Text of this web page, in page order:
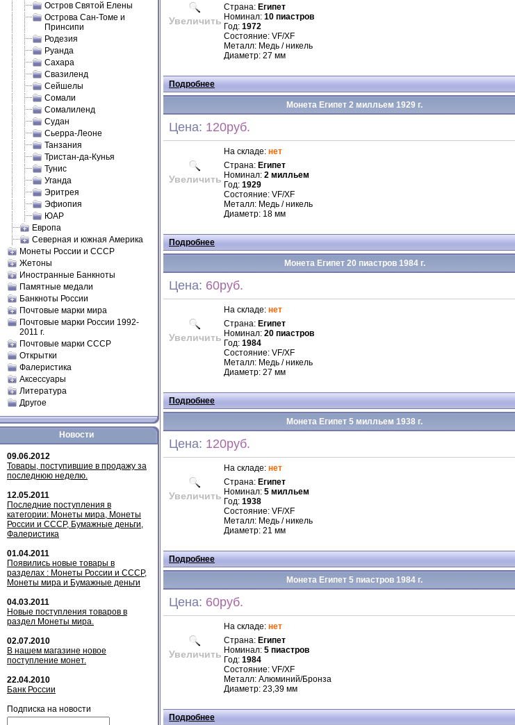
Остров Святой Елены
Острова Сан-Томе и
Принсипи
Родезия
Руанда
Сахара
Свазиленд
Сейшелы
Сомали
Сомалиленд
Судан
Сьерра-Леоне
Танзания
Тристан-да-Кунья
Тунис
Уганда
Эритрея
Эфиопия
ЮАР
Европа
Северная и южная Америка
Монеты России и СССР
Жетоны
Иностранные Банкноты
Памятные медали
Банкноты России
Почтовые марки мира
Почтовые марки России 1992-
2011 г.
Почтовые марки СССР
Открытки
Фалеристика
Аксессуары
Литература
Другое
Новости
09.06.2012
Товары, поступившие в продажу за
последнюю неделю.
12.05.2011
Последние поступления в
категории: Монеты мира, Монеты
России и СССР, Бумажные деньги,
Фалеристика
01.04.2011
Появились новые товары в
разделах : Монеты России и СССР,
Монеты мира и Бумажные деньги
04.03.2011
Новые поступления товаров в
раздел Монеты мира.
02.07.2010
В нашем магазине новое
поступление монет.
22.04.2010
Банк России
Подписка на новости
Увеличить
Страна: Египет
Номинал: 10 пиастров
Год: 1972
Состояние: VF/XF
Металл: Медь / никель
Диаметр: 27 мм
Подробнее
Монета Египет 2 милльем 1929 г.
Цена: 120руб.
Увеличить
На складе: нет
Страна: Египет
Номинал: 2 милльем
Год: 1929
Состояние: VF/XF
Металл: Медь / никель
Диаметр: 18 мм
Подробнее
Монета Египет 20 пиастров 1984 г.
Цена: 60руб.
Увеличить
На складе: нет
Страна: Египет
Номинал: 20 пиастров
Год: 1984
Состояние: VF/XF
Металл: Медь / никель
Диаметр: 27 мм
Подробнее
Монета Египет 5 милльем 1938 г.
Цена: 120руб.
Увеличить
На складе: нет
Страна: Египет
Номинал: 5 милльем
Год: 1938
Состояние: VF/XF
Металл: Медь / никель
Диаметр: 21 мм
Подробнее
Монета Египет 5 пиастров 1984 г.
Цена: 60руб.
Увеличить
На складе: нет
Страна: Египет
Номинал: 5 пиастров
Год: 1984
Состояние: VF/XF
Металл: Алюминий/Бронза
Диаметр: 23,39 мм
Подробнее